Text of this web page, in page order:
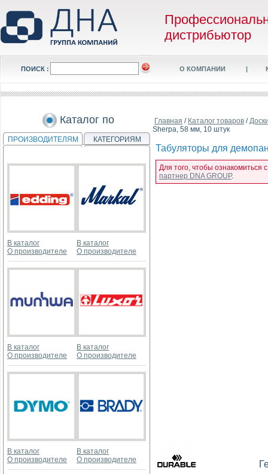
дистрибьютор
ПОИСК : О КОМПАНИИ |
Каталог по
ПРОИЗВОДИТЕЛЯМ КАТЕГОРИЯМ
В каталог
О производителе
В каталог
О производителе
В каталог
О производителе
В каталог
О производителе
В каталог
О производителе
В каталог
О производителе
Главная / Каталог товаров /
Sherpa, 58 мм, 10 штук
Табуляторы для
Для того, чтобы
партнер DNA GROUP.